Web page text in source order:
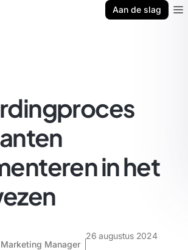
Aan de slag
in het
Manager
26 augustus 2024